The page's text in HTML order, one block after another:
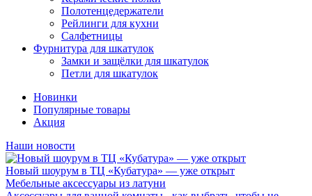
Полотенцедержатели
Рейлинги для кухни
Салфетницы
Фурнитура для шкатулок
Замки и защёлки для шкатулок
Петли для шкатулок
Новинки
Популярные товары
Акция
Наши новости
Новый шоурум в ТЦ «Кубатура» — уже открыт
Мебельные аксессуары из латуни